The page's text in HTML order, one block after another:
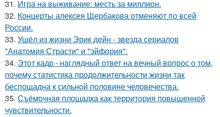
31. Игра на выживание: месть за миллион.
32. Концерты алексея Щербакова отменяют по всей
России.
33. Ушёл из жизни Эрик дейн - звезда сериалов
"Анатомия Страсти" и "эйфория".
34. Этот кадр - наглядный ответ на вечный вопрос о том,
почему статистика продолжительности жизни так
беспощадна к сильной половине человечества.
35. Съёмочная площадка как территория повышенной
чувствительности.